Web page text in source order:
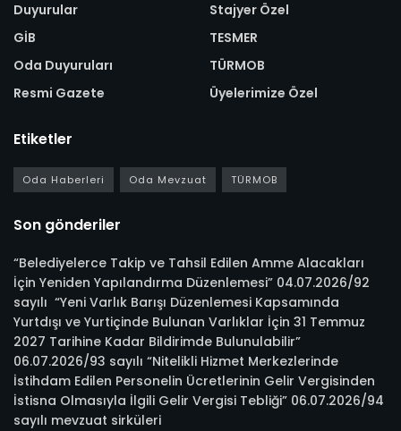
Duyurular
GİB
Oda Duyuruları
Resmi Gazete
Stajyer Özel
TESMER
TÜRMOB
Üyelerimize Özel
Etiketler
Oda Haberleri Oda Mevzuat TÜRMOB
Son gönderiler
“Belediyelerce Takip ve Tahsil Edilen Amme Alacakları
İçin Yeniden Yapılandırma Düzenlemesi” 04.07.2026/92
sayılı “Yeni Varlık Barışı Düzenlemesi Kapsamında
Yurtdışı ve Yurtiçinde Bulunan Varlıklar İçin 31 Temmuz
2027 Tarihine Kadar Bildirimde Bulunulabilir”
06.07.2026/93 sayılı “Nitelikli Hizmet Merkezlerinde
İstihdam Edilen Personelin Ücretlerinin Gelir Vergisinden
İstisna Olmasıyla İlgili Gelir Vergisi Tebliği” 06.07.2026/94
sayılı mevzuat sirküleri